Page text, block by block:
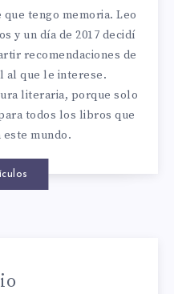
tengo memoria. Leo
y un día de 2017 decidí
recomendaciones de
al que le interese.
literaria, porque solo
todos los libros que
mundo.